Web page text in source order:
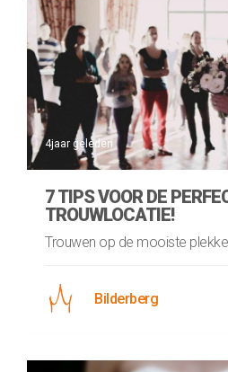
4jaar geleden
7 TIPS VOOR DE
TROUWLOCATIE!
Trouwen op de mooiste
Bilderberg